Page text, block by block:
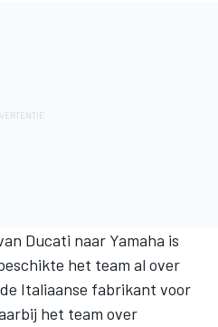
Ducati naar Yamaha is
het team al over
Italiaanse fabrikant voor
het team over